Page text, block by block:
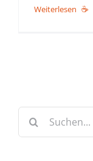
Weiterlesen
Suche
nach: